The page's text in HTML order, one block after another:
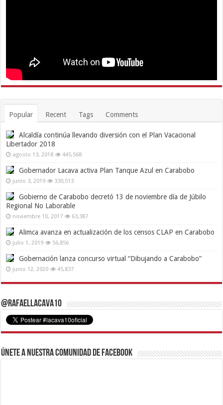
Popular Recent Tags Comments
Alcaldía continúa llevando diversión con el Plan Vacacional
Libertador 2018
agosto 13, 2018 445,568
Gobernador Lacava activa Plan Tanque Azul en Carabobo
junio 3, 2019 330,513
Gobierno de Carabobo decretó 13 de noviembre día de Júbilo
Regional No Laborable
noviembre 10, 2017 63,387
Alimca avanza en actualización de los censos CLAP en Carabobo
julio 1, 2019 56,856
Gobernación lanza concurso virtual “Dibujando a Carabobo”
junio 12, 2020 45,837
@RafaelLacava10
Únete a nuestra comunidad de Facebook